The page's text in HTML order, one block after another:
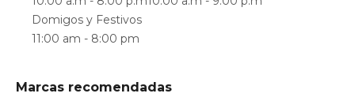
Domigos y Festivos
11:00 am - 8:00 pm
Marcas recomendadas